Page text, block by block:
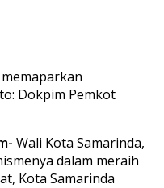
Dokpim Pemkot
Wali Kota Samarinda,
dalam meraih
Kota Samarinda